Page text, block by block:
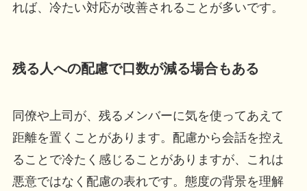
れば、冷たい対応が改善されることが多いです。
残る人への配慮で口数が減る場合もある
同僚や上司が、残るメンバーに気を使ってあえて
距離を置くことがあります。配慮から会話を控え
ることで冷たく感じることがありますが、これは
悪意ではなく配慮の表れです。態度の背景を理解